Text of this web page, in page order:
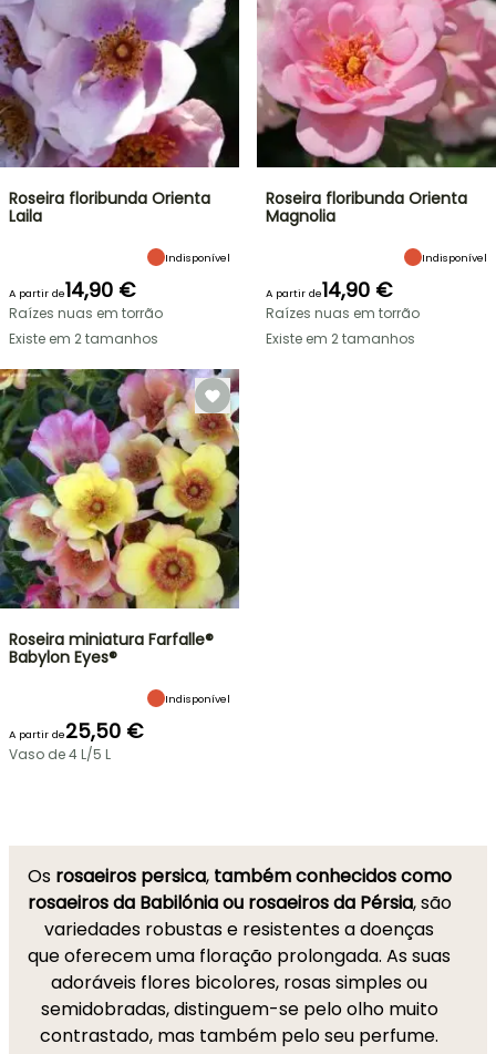
Roseira floribunda Orienta
Laila
Indisponível
A partir de14,90 €
Raízes nuas em torrão
Existe em 2 tamanhos
Roseira floribunda Orienta
Magnolia
Indisponível
A partir de14,90 €
Raízes nuas em torrão
Existe em 2 tamanhos
Roseira miniatura Farfalle®
Babylon Eyes®
Indisponível
A partir de25,50 €
Vaso de 4 L/5 L
Os rosaeiros persica, também conhecidos como
rosaeiros da Babilónia ou rosaeiros da Pérsia, são
variedades robustas e resistentes a doenças
que oferecem uma floração prolongada. As suas
adoráveis flores bicolores, rosas simples ou
semidobradas, distinguem-se pelo olho muito
contrastado, mas também pelo seu perfume.